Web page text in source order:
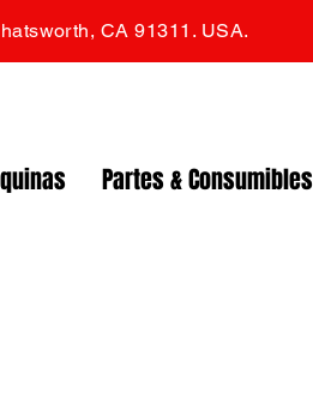
CA 91311. USA.
Partes & Consumibles